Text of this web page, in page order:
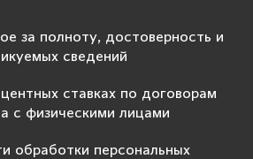
за полноту, достоверность и
сведений
ставках по договорам
с физическими лицами
обработки персональных